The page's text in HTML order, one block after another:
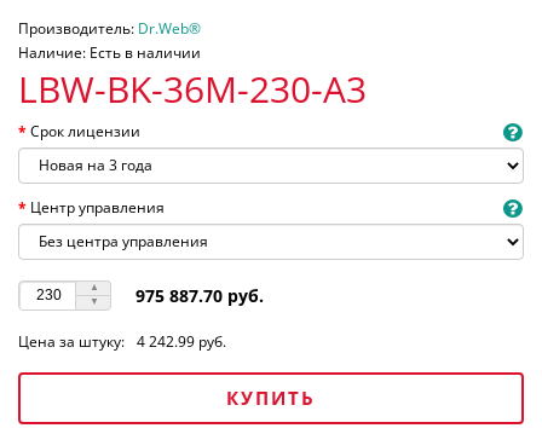
Производитель: Dr.Web®
Наличие: Есть в наличии
LBW-BK-36M-230-A3
Срок лицензии
Центр управления
975 887.70 руб.
Цена за штуку: 4 242.99 руб.
КУПИТЬ